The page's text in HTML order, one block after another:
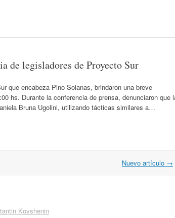
de legisladores de Proyecto Sur
que encabeza Pino Solanas, brindaron una breve
hs. Durante la conferencia de prensa, denunciaron que
Bruna Ugolini, utilizando tácticas similares a…
Nuevo artículo →
Kovshenin